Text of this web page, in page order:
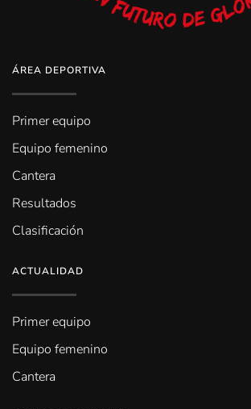
ÁREA DEPORTIVA
Primer equipo
Equipo femenino
Cantera
Resultados
Clasificación
ACTUALIDAD
Primer equipo
Equipo femenino
Cantera